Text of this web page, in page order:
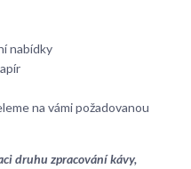
nabídky
na vámi požadovanou
druhu zpracování kávy,